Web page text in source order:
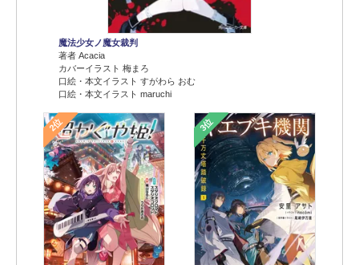
魔法少女ノ魔女裁判
著者 Acacia
カバーイラスト 梅まろ
口絵・本文イラスト すがわら おむ
口絵・本文イラスト maruchi
2位 3位